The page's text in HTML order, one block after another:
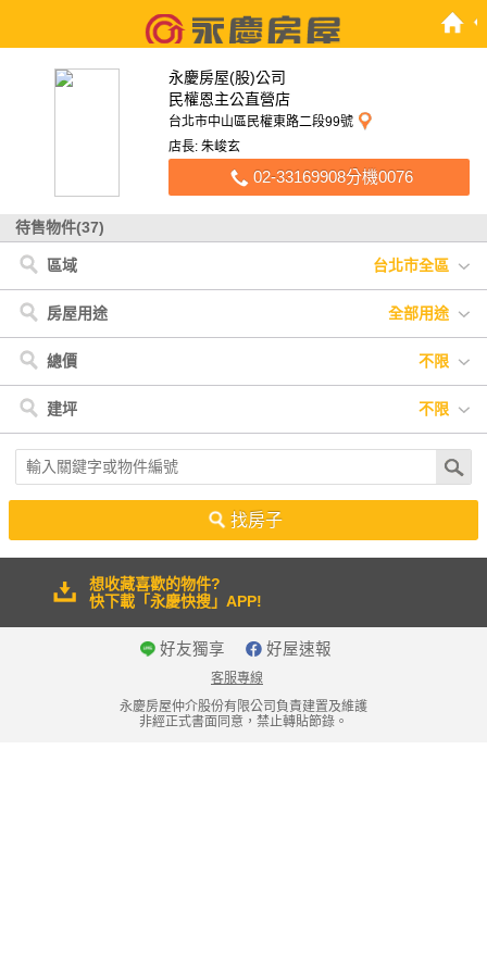
永慶房屋(股)公司
民權恩主公直營店
台北市中山區民權東路二段99號
店長: 朱峻玄
02-33169908分機0076
待售物件(37)
區域 台北市全區
台北市 新北市
< 台北市 中山區
< 新北市 三重區
房屋用途 全部用途
全部用途 其他
總價 不限
不限 900萬以下
建坪 不限
不限 20坪以下 20坪-30坪 30坪-40坪
40坪-50坪
50坪以上
找房子
想收藏喜歡的物件?
快下載「永慶快搜」APP!
好友獨享 好屋速報
客服專線
永慶房屋仲介股份有限公司負責建置及維護
非經正式書面同意，禁止轉貼節錄。